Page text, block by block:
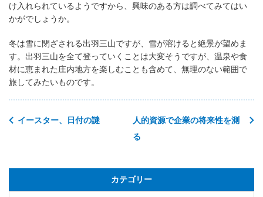
け入れられているようですから、興味のある方は調べてみてはい
かがでしょうか。
冬は雪に閉ざされる出羽三山ですが、雪が溶けると絶景が望めま
す。出羽三山を全て登っていくことは大変そうですが、温泉や食
材に恵まれた庄内地方を楽しむことも含めて、無理のない範囲で
旅してみたいものです。
人的資源で企業の将来性を測
る
イースター、日付の謎
カテゴリー